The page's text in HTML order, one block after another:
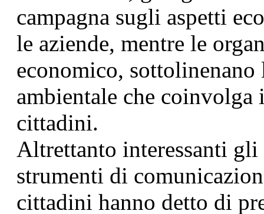
campagna sugli aspetti
le aziende, mentre le
economico,
ambientale che coinvolga
cittadini.
Altrettanto interessanti
strumenti di
cittadini hanno detto di